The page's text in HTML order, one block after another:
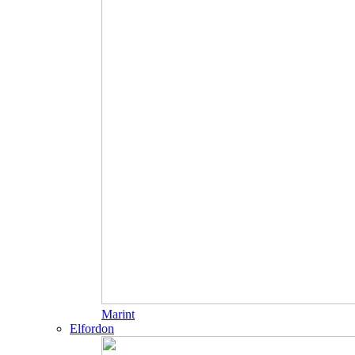
Marint
Elfordon